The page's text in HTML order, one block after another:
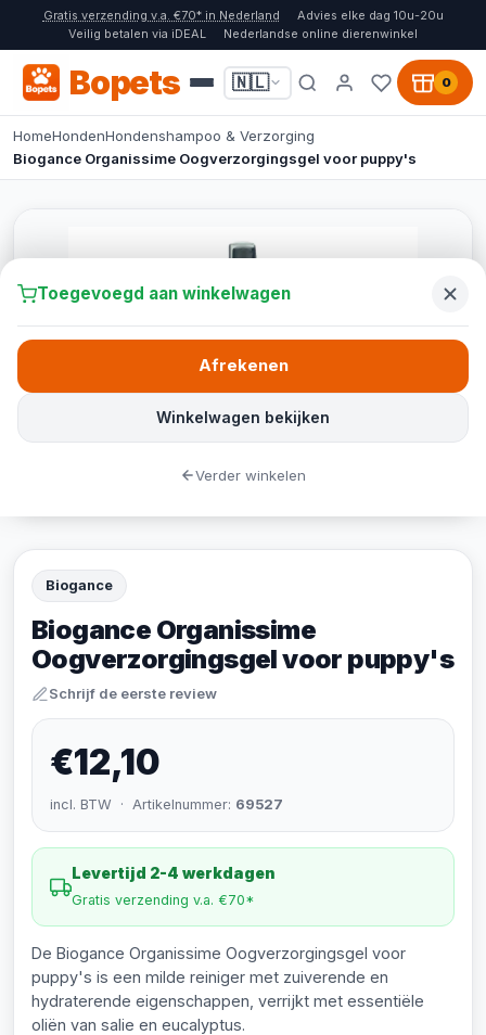
Gratis verzending v.a. €70* in Nederland
Advies elke dag 10u-20u
Veilig betalen via iDEAL
Nederlandse online dierenwinkel
Bopets 🇳🇱 0
HomeHondenHondenshampoo & Verzorging
Biogance Organissime Oogverzorgingsgel voor puppy's
Biogance
Biogance Organissime
Oogverzorgingsgel voor puppy's
Schrijf de eerste review
€12,10
incl. BTW · Artikelnummer: 69527
Levertijd 2-4 werkdagen
Gratis verzending v.a. €70*
De Biogance Organissime Oogverzorgingsgel voor
puppy's is een milde reiniger met zuiverende en
hydraterende eigenschappen, verrijkt met essentiële
oliën van salie en eucalyptus.
Toegevoegd aan winkelwagen
Winkelwagen bekijken
Afrekenen
Verder winkelen